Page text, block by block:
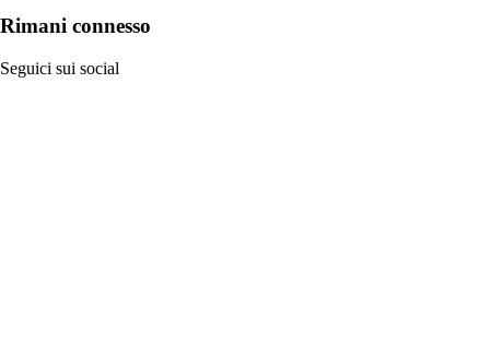
Rimani connesso
Seguici sui social